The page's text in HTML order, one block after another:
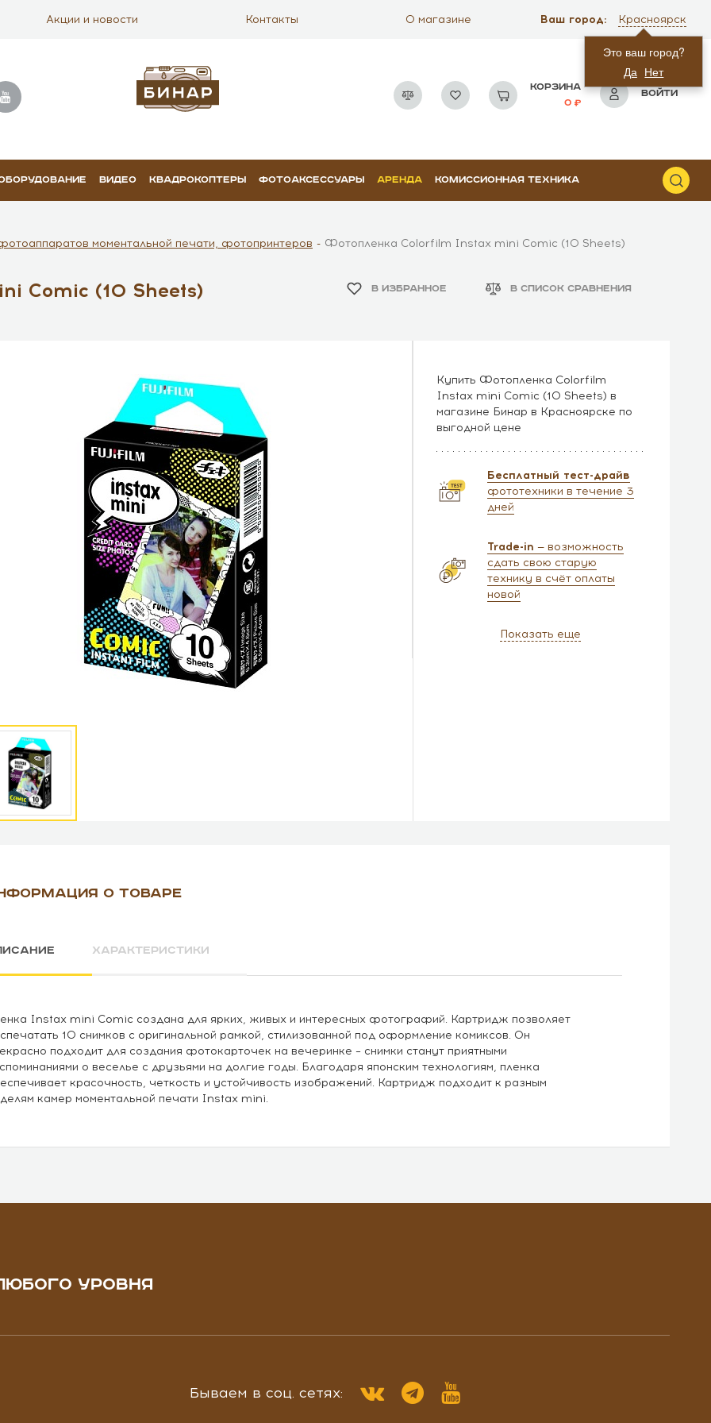
Акции и новости Контакты О магазине Ваш город:
Это ваш город?
Да Нет
Красноярск
КОРЗИНА
0
ВОЙТИ
ВИДЕО КВАДРОКОПТЕРЫ ФОТОАКСЕССУАРЫ АРЕНДА КОМИССИОННАЯ ТЕХНИКА
моментальной печати, фотопринтеров Фотопленка Colorfilm Instax mini Comic (10 Sheets)
Comic (10 Sheets) В ИЗБРАННОЕ В СПИСОК СРАВНЕНИЯ
Купить Фотопленка Colorfilm
Instax mini Comic (10 Sheets) в
магазине Бинар в Красноярске по
выгодной цене
Бесплатный тест-драйв
фототехники в течение 3
дней
Trade-in — возможность
сдать свою старую
технику в счёт оплаты
новой
Показать еще
О ТОВАРЕ
ХАРАКТЕРИСТИКИ
Instax mini Comic создана для ярких, живых и интересных фотографий. Картридж позволяет
10 снимков с оригинальной рамкой, стилизованной под оформление комиксов. Он
подходит для создания фотокарточек на вечеринке – снимки станут приятными
о веселье с друзьями на долгие годы. Благодаря японским технологиям, пленка
красочность, четкость и устойчивость изображений. Картридж подходит к разным
камер моментальной печати Instax mini.
УРОВНЯ
Бываем в соц. сетях: